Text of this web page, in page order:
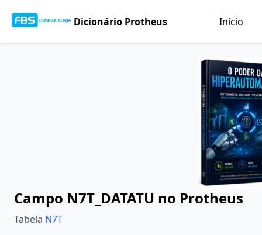
Dicionário Protheus Início
Campo N7T_DATATU no Protheus
Tabela N7T